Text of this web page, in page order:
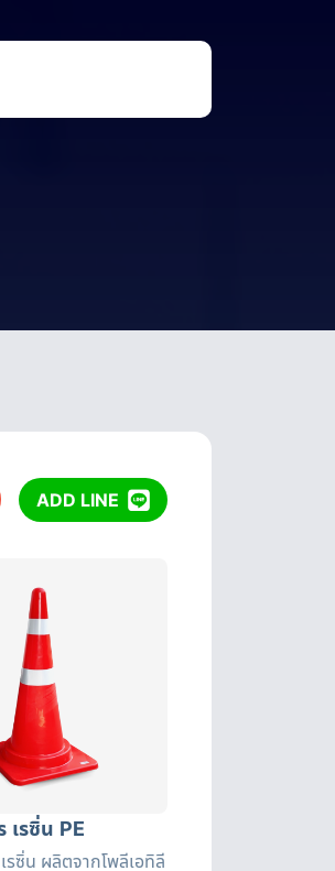
ADD LINE
เรซิ่น PE
รซิ่น ผลิตจากโพลีเอทิลี